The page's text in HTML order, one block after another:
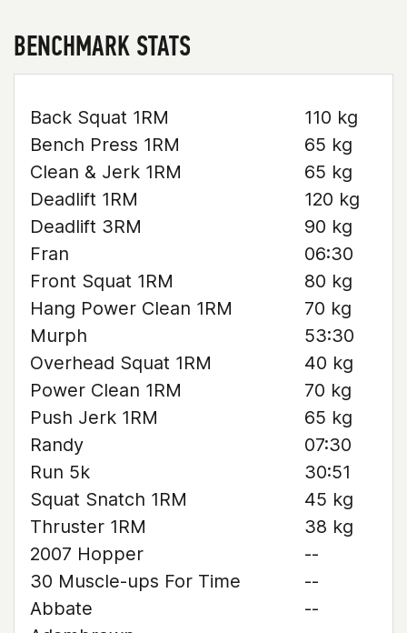
BENCHMARK STATS
Back Squat 1RM
110 kg
Bench Press 1RM
65 kg
Clean & Jerk 1RM
65 kg
Deadlift 1RM
120 kg
Deadlift 3RM
90 kg
Fran
06:30
Front Squat 1RM
80 kg
Hang Power Clean 1RM
70 kg
Murph
53:30
Overhead Squat 1RM
40 kg
Power Clean 1RM
70 kg
Push Jerk 1RM
65 kg
Randy
07:30
Run 5k
30:51
Squat Snatch 1RM
45 kg
Thruster 1RM
38 kg
2007 Hopper
--
30 Muscle-ups For Time
--
Abbate
--